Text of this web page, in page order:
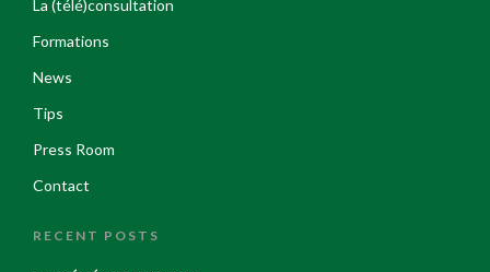
La (télé)consultation
Formations
News
Tips
Press Room
Contact
RECENT POSTS